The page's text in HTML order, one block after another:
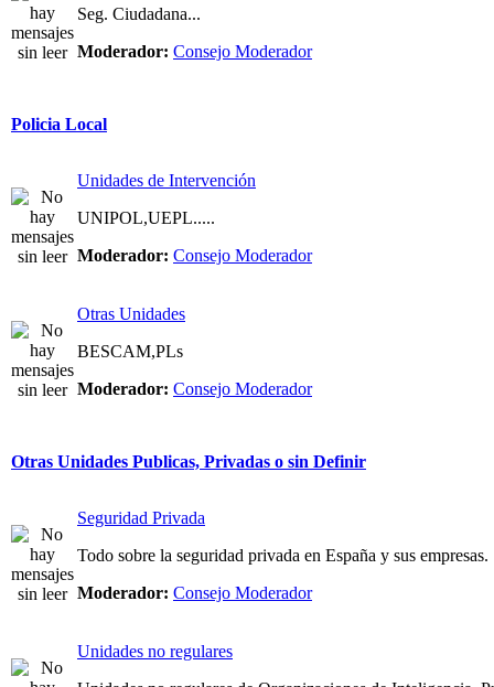
Seg. Ciudadana...
Moderador: Consejo Moderador
Policia Local
Unidades de Intervención
UNIPOL,UEPL.....
Moderador: Consejo Moderador
Otras Unidades
BESCAM,PLs
Moderador: Consejo Moderador
Otras Unidades Publicas, Privadas o sin Definir
Seguridad Privada
Todo sobre la seguridad privada en España y sus empresas.
Moderador: Consejo Moderador
Unidades no regulares